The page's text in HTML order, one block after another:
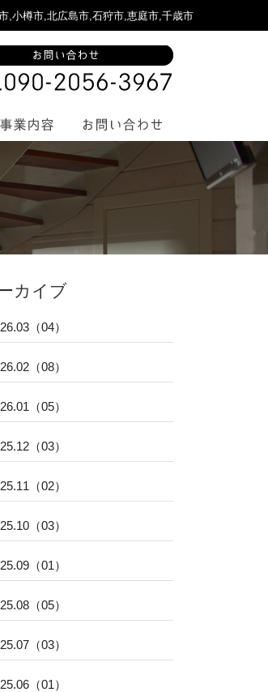
,小樽市,北広島市,石狩市,恵庭市,千歳市
カイブ
（04）
（08）
（05）
（03）
（02）
（03）
（01）
（05）
（03）
（01）